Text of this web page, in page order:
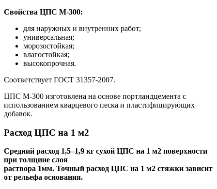
Свойства ЦПС М-300:
для наружных и внутренних работ;
универсальная;
морозостойкая;
влагостойкая;
высокопрочная.
Соответствует ГОСТ 31357-2007.
ЦПС М-300 изготовлена на основе портландцемента с
использованием кварцевого песка и пластифицирующих
добавок.
Расход ЦПС на 1 м2
Средний расход 1,5–1,9 кг сухой ЦПС на 1 м2 поверхности
при толщине слоя
раствора 1мм. Точный расход ЦПС на 1 м2 стяжки зависит
от рельефа основания.